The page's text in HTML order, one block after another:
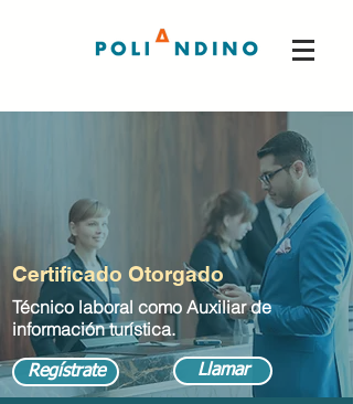
Certificado Otorgado
Técnico laboral como Auxiliar de
información turística.
Regístrate Llamar